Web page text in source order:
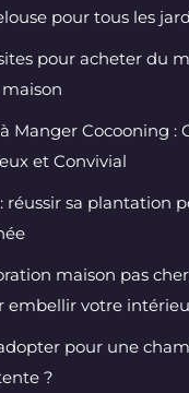
pour tous les
pour acheter du
Manger Cocooning :
et Convivial
réussir sa plantation
maison pas
embellir votre
pour une
?